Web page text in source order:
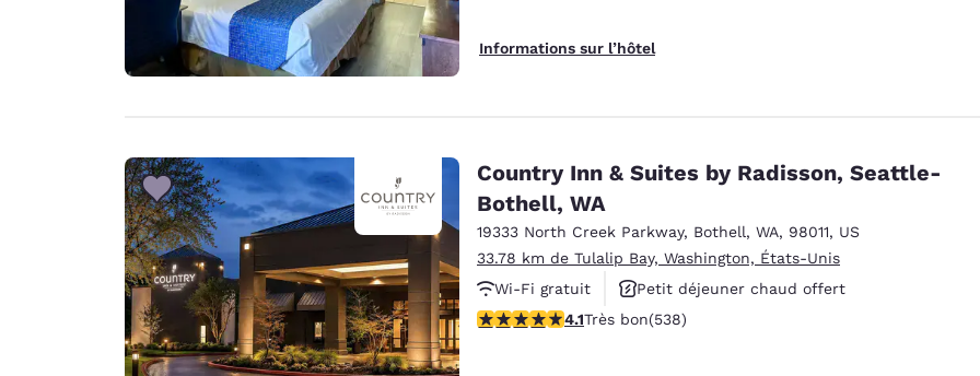
Informations sur l’hôtel
Country Inn & Suites by Radisson, Seattle-
Bothell, WA
19333 North Creek Parkway, Bothell, WA, 98011, US
33.78 km de Tulalip Bay, Washington, États-Unis
Wi-Fi gratuit
Petit déjeuner chaud offert
Animaux acceptés
4.09 étoiles. Très bon. 538 commentaires
4.1Très bon(538)